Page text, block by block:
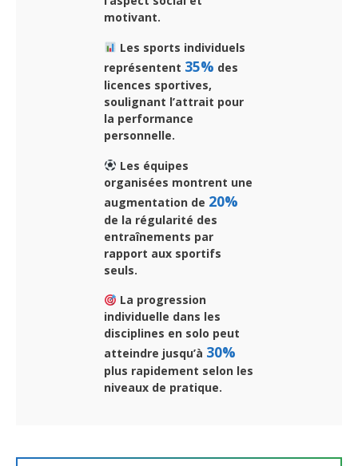
motivant.
Les sports individuels
représentent 35% des
licences sportives,
soulignant l’attrait pour
la performance
personnelle.
Les équipes
organisées montrent une
augmentation de 20%
de la régularité des
entraînements par
rapport aux sportifs
seuls.
La progression
individuelle dans les
disciplines en solo peut
atteindre jusqu’à 30%
plus rapidement selon les
niveaux de pratique.